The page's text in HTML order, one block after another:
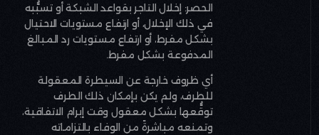
الحصر: إخلال التاجر بقواعد الشبكة أو تسبُّبه
في ذلك الإخلال، أو ارتفاع مستويات الاحتيال
بشكل مفرط، أو ارتفاع مستويات رد المبالغ
المدفوعة بشكل مفرط.
أي ظروف خارجة عن السيطرة المعقولة
للطرف، ولم يكن بإمكان ذلك الطرف
توقُّعها بشكل معقول وقت إبرام الاتفاقية،
وتمنعه مباشرةً من الوفاء بالتزاماته